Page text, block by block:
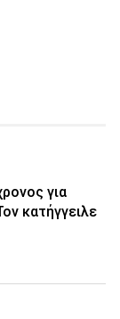
για
κατήγγειλε